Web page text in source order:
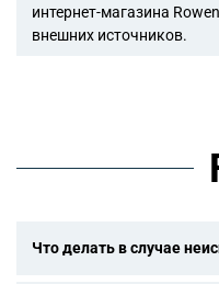
интернет-магазина
внешних источников.
Что делать в случае